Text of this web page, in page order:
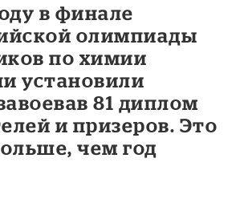
в финале
олимпиады
по химии
установили
81 диплом
и призеров. Это
чем год